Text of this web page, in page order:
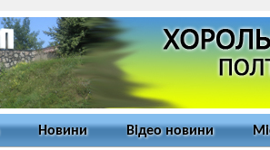
Новини Відео новини